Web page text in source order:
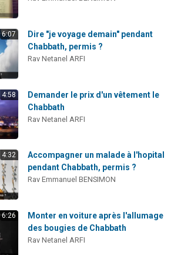
Eva vient de donner son Maasser
3 personnes viennent de faire un don pour Événements Torah-Box
6:07
Dire "je voyage demain" pendant
Chabbath, permis ?
Rav Netanel ARFI
4:58
Demander le prix d'un vêtement le
Chabbath
Rav Netanel ARFI
4:32
Accompagner un malade à l'hopital
pendant Chabbath, permis ?
Rav Emmanuel BENSIMON
6:26
Monter en voiture après l'allumage
des bougies de Chabbath
Rav Netanel ARFI